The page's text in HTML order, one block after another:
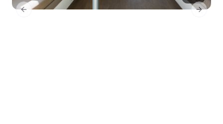
Previous Slide Next